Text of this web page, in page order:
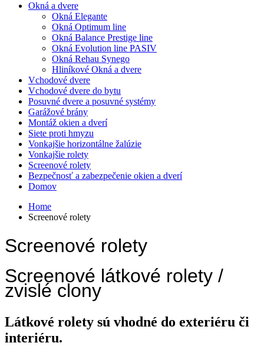
Okná a dvere
Okná Elegante
Okná Optimum line
Okná Balance Prestige line
Okná Evolution line PASIV
Okná Rehau Synego
Hliníkové Okná a dvere
Vchodové dvere
Vchodové dvere do bytu
Posuvné dvere a posuvné systémy
Garážové brány
Montáž okien a dverí
Siete proti hmyzu
Vonkajšie horizontálne žalúzie
Vonkajšie rolety
Screenové rolety
Bezpečnosť a zabezpečenie okien a dverí
Domov
Home
Screenové rolety
Screenové rolety
Screenové látkové rolety /
zvislé clony
Látkové rolety sú vhodné do exteriéru či
interiéru.